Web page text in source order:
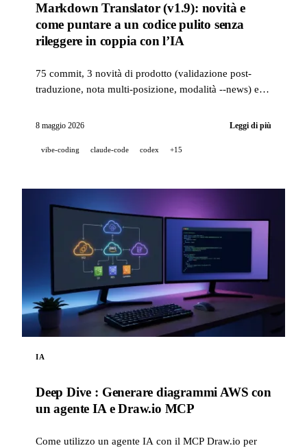
Markdown Translator (v1.9): novità e
come puntare a un codice pulito senza
rileggere in coppia con l’IA
75 commit, 3 novità di prodotto (validazione post-
traduzione, nota multi-posizione, modalità --news) e
test, revisione PR assistita dall’IA) per puntare a un
in pair-IA.
8 maggio 2026 Leggi di più
vibe-coding claude-code codex +15
IA
Deep Dive : Generare diagrammi AWS con
un agente IA e Draw.io MCP
Come utilizzo un agente IA con il MCP Draw.io per